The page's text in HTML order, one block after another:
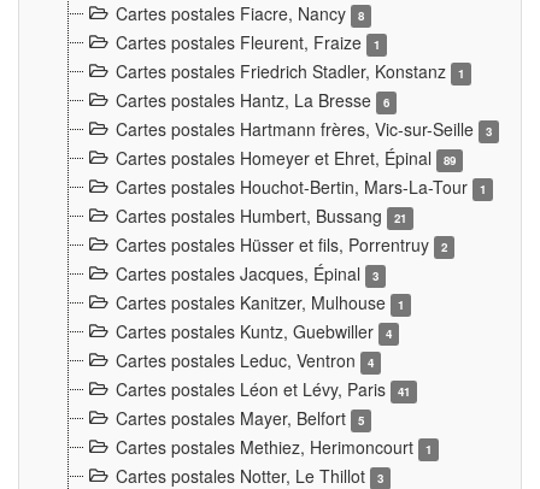
Cartes postales Fiacre, Nancy 8
Cartes postales Fleurent, Fraize 1
Cartes postales Friedrich Stadler, Konstanz 1
Cartes postales Hantz, La Bresse 6
Cartes postales Hartmann frères, Vic-sur-Seille 3
Cartes postales Homeyer et Ehret, Épinal 89
Cartes postales Houchot-Bertin, Mars-La-Tour 1
Cartes postales Humbert, Bussang 21
Cartes postales Hüsser et fils, Porrentruy 2
Cartes postales Jacques, Épinal 3
Cartes postales Kanitzer, Mulhouse 1
Cartes postales Kuntz, Guebwiller 4
Cartes postales Leduc, Ventron 4
Cartes postales Léon et Lévy, Paris 41
Cartes postales Mayer, Belfort 5
Cartes postales Methiez, Herimoncourt 1
Cartes postales Notter, Le Thillot 3